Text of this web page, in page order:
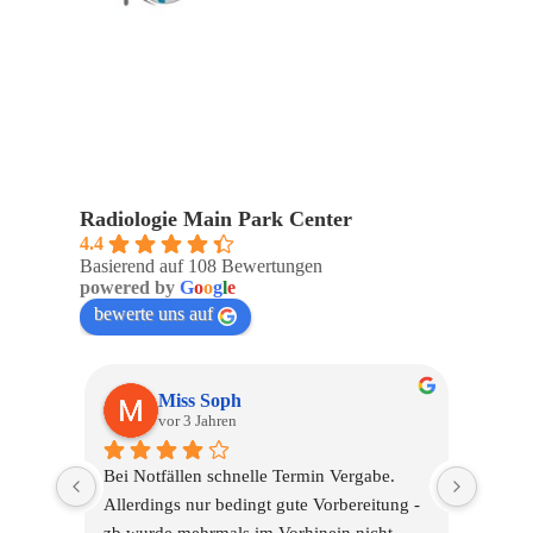
Radiologie Main Park Center
4.4
Basierend auf 108 Bewertungen
powered by Google
bewerte uns auf
Miss Soph
vor 3 Jahren
Notfällen schnelle Termin Vergabe.
nur bedingt gute Vorbereitung -
Sigrun
Ich hatte ein Problem
Patientenportal und